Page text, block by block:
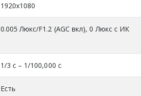
1920x1080
0.005 Люкс/F1.2 (AGC вкл), 0 Люкс с ИК
1/3 с – 1/100,000 с
Есть